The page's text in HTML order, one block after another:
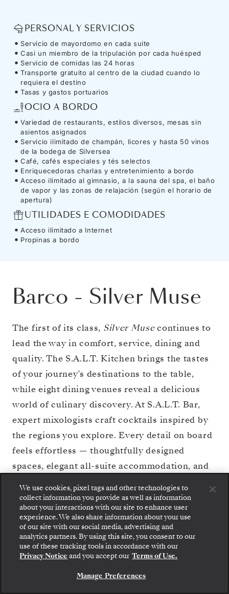
PERSONAL Y SERVICIOS
Servicio de mayordomo en cada suite
Casi un miembro de la tripulación por cada huésped
Servicio de comidas las 24 horas
Transporte gratuito al centro de la ciudad cuando lo
requiera el destino
Tasas y gastos portuarios
OCIO A BORDO
Variedad de restaurants, estilos diversos, mesas sin
asientos asignados
Servicio ilimitado de champán, licores y hasta 50 vinos
de la bodega de Silversea
Café, cafés especiales y tés selectos
Enriquecedoras charlas y entretenimiento a bordo
Acceso ilimitado al gimnasio, a la sauna del spa, el baño
de vapor y las zonas de relajación (según el horario de
apertura)
UTILIDADES E COMODIDADES
Acceso ilimitado a Internet
Propinas a bordo
Barco - Silver Muse
The first of its class, Silver Musecontinues to
lead the way in comfort, service, dining and
quality. The S.A.L.T. Kitchen brings the tastes
of your journey’s destinations to the table,
while eight dining venues reveal a delicious
world of culinary discovery. At S.A.L.T. Bar,
expert mixologists craft cocktails inspired by
the regions you explore. Every detail on board
feels effortless — thoughtfully designed
spaces, elegant all-suite accommodation, and
moment and discover even more with Silver
Muse.
RESERVE SU CRUCERO
VER PLANO DE
CUBIERTAS
We use cookies, pixel tags and other technologies to
collect information you provide as well as information
about your interactions with our site to enhance user
experience. We also share information about your use
of our site with our social media, advertising and
analytics partners. By using this site, you consent to our
use of these tracking tools in accordance with our
Privacy Notice and you accept our Terms of Use.
Manage Preferences